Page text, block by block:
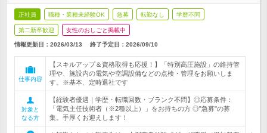
正社員 職種・業種未経験OK 急募 転勤なし 学歴不問
第二新卒歓迎 女性のおしごと掲載中
情報更新日：2026/03/13 終了予定日： 2026/09/10
仕事内容
【スキルアップ＆資格取得も応援！】「特別高圧施設」の維持管
理や、施設内の電気や空調設備などの点検・管理をお願いしま
す。※基本、定時退社です
対象と
なる方
【経験者優遇｜学歴・転職回数・ブランク不問】◎応募条件：
「電気主任技術者（※2種以上）」をお持ちの方 ◎"急募"の募
集。手厚くお迎えします！